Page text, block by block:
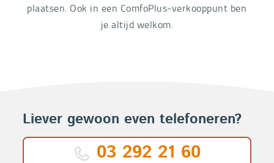
plaatsen. Ook in een ComfoPlus-verkooppunt ben
je altijd welkom.
Liever gewoon even telefoneren?
03 292 21 60